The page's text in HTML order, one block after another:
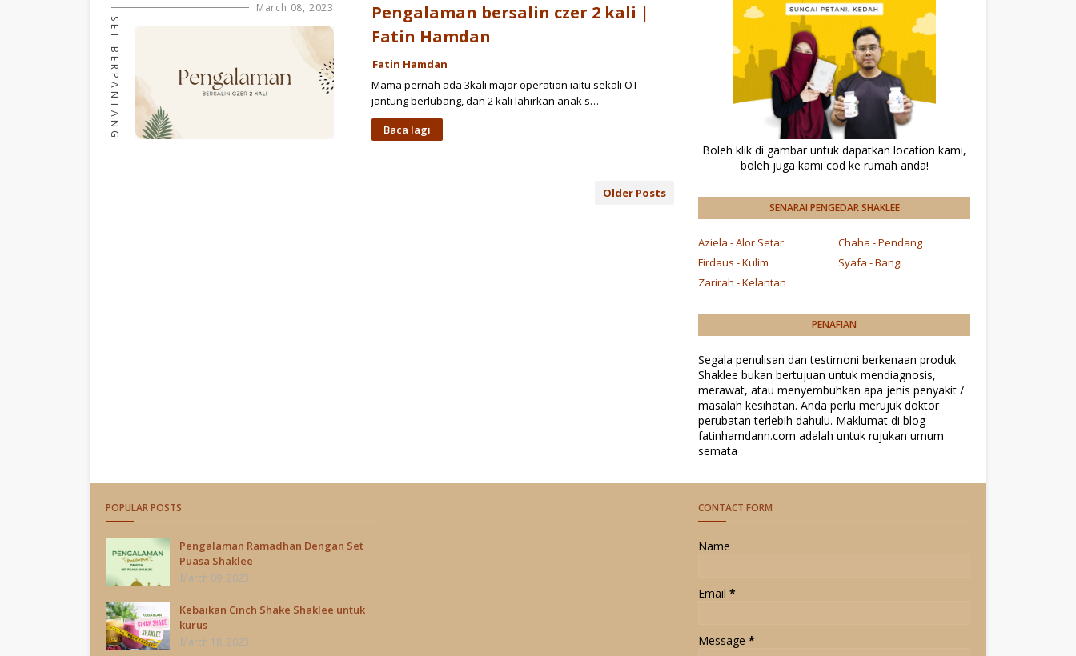
March 08, 2023
SET BERPANTANG
Pengalaman bersalin czer 2 kali |
Fatin Hamdan
Fatin Hamdan
Mama pernah ada 3kali major operation iaitu sekali OT
jantung berlubang, dan 2 kali lahirkan anak s…
Baca lagi
Older Posts
Boleh klik di gambar untuk dapatkan location kami,
boleh juga kami cod ke rumah anda!
SENARAI PENGEDAR SHAKLEE
Aziela - Alor Setar
Chaha - Pendang
Firdaus - Kulim
Syafa - Bangi
Zarirah - Kelantan
PENAFIAN
Segala penulisan dan testimoni berkenaan produk
Shaklee bukan bertujuan untuk mendiagnosis,
merawat, atau menyembuhkan apa jenis penyakit /
masalah kesihatan. Anda perlu merujuk doktor
perubatan terlebih dahulu. Maklumat di blog
fatinhamdann.com adalah untuk rujukan umum
semata
POPULAR POSTS
Pengalaman Ramadhan Dengan Set
Puasa Shaklee
March 09, 2023
Kebaikan Cinch Shake Shaklee untuk
kurus
March 18, 2023
CONTACT FORM
Name
Email *
Message *